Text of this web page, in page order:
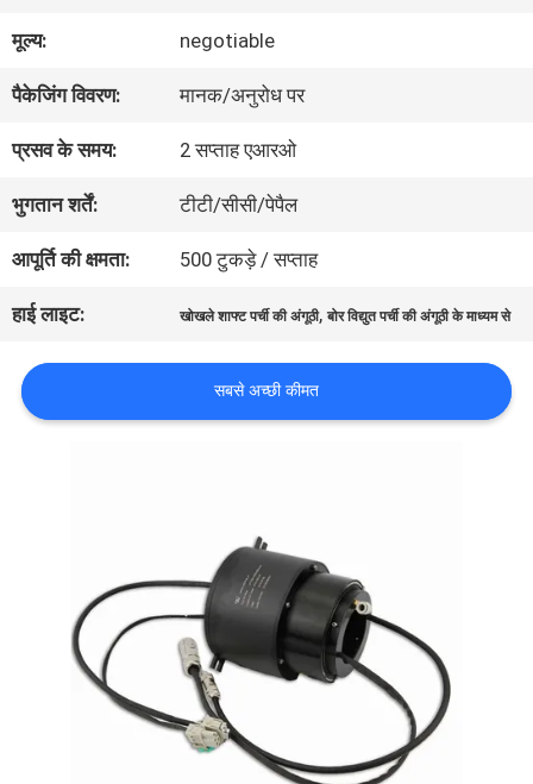
में
कारखाना
भ्रमण
गुणवत्ता
नियंत्रण
संपर्क
मूल्य: negotiable
पैकेजिंग विवरण: मानक/अनुरोध पर
प्रसव के समय: 2 सप्ताह एआरओ
भुगतान शर्तें: टीटी/सीसी/पेपैल
आपूर्ति की क्षमता: 500 टुकड़े / सप्ताह
हाई लाइट: खोखले शाफ्ट पर्ची की अंगूठी,बोर विद्युत पर्ची की अंगूठी के माध्यम से
सबसे अच्छी कीमत